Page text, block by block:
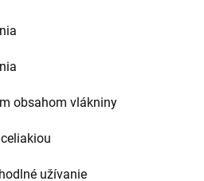
obsahom vlákniny
užívanie